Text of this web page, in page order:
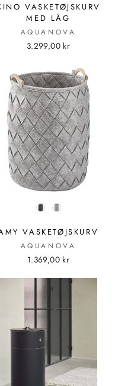
VASKETØJSKURV
MED LÅG
AQUANOVA
3.299,00 kr
VASKETØJSKURV
AQUANOVA
1.369,00 kr